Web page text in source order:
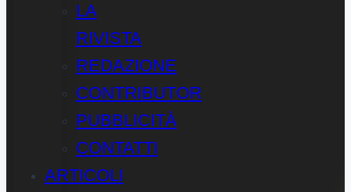
LA
RIVISTA
REDAZIONE
CONTRIBUTOR
PUBBLICITÀ
CONTATTI
ARTICOLI